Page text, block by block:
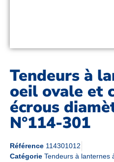
Tendeurs à
oeil ovale et
écrous
N°114-301
Référence 114301012
Catégorie Tendeurs à lanternes